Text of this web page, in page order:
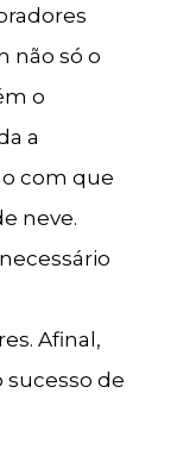
não só o
o
a
com que
neve.
Afinal,
sucesso de